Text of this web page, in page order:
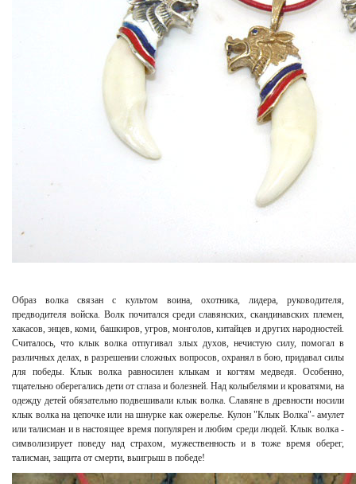
Образ волка связан с культом воина, охотника, лидера, руководителя,
предводителя войска. Волк почитался среди славянских, скандинавских племен,
хакасов, энцев, коми, башкиров, угров, монголов, китайцев и других народностей.
Считалось, что клык волка отпугивал злых духов, нечистую силу, помогал в
различных делах, в разрешении сложных вопросов, охранял в бою, придавал силы
для победы. Клык волка равносилен клыкам и когтям медведя. Особенно,
тщательно оберегались дети от сглаза и болезней. Над колыбелями и кроватями, на
одежду детей обязательно подвешивали клык волка. Славяне в древности носили
клык волка на цепочке или на шнурке как ожерелье. Кулон "Клык Волка"- амулет
или талисман и в настоящее время популярен и любим среди людей. Клык волка -
символизирует поведу над страхом, мужественность и в тоже время оберег,
талисман, защита от смерти, выигрыш в победе!